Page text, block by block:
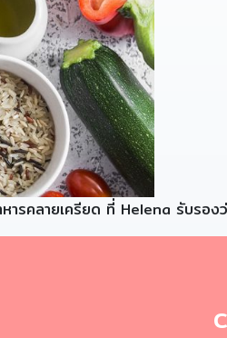
หารคลายเครียด ที่ Helena รับรอ